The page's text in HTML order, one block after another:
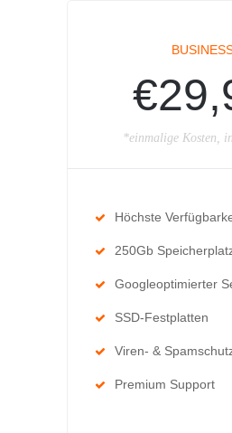
*einmalige Kosten,
Höchste
250Gb
Googleoptimierter
SSD-Festplatten
Viren- &
Premium Support